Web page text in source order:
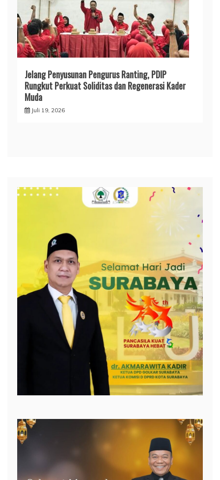
Jelang Penyusunan Pengurus Ranting, PDIP
Rungkut Perkuat Soliditas dan Regenerasi Kader
Muda
Juli 19, 2026